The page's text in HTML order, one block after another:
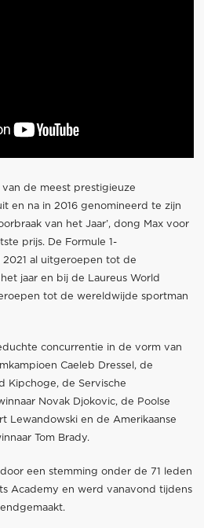
van de meest prestigieuze
en na in 2016 genomineerd te zijn
van het Jaar’, dong Max voor
prijs. De Formule 1-
al uitgeroepen tot de
jaar en bij de Laureus World
tot de wereldwijde sportman
concurrentie in de vorm van
Caeleb Dressel, de
Kipchoge, de Servische
Novak Djokovic, de Poolse
Lewandowski en de Amerikaanse
Tom Brady.
een stemming onder de 71 leden
Academy en werd vanavond tijdens